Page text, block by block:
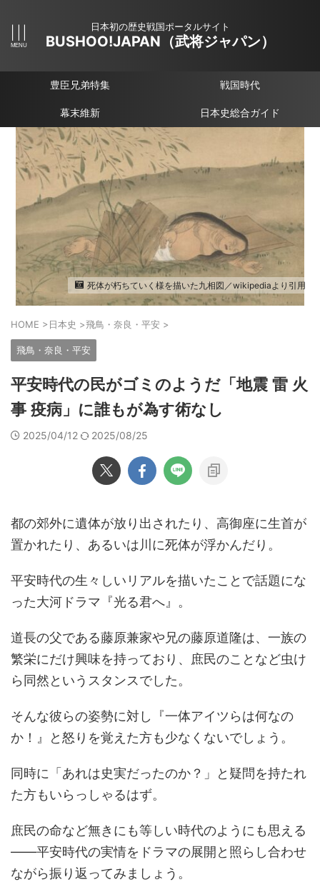
日本初の歴史戦国ポータルサイト
BUSHOO!JAPAN（武将ジャパン）
豊臣兄弟特集 戦国時代
幕末維新 日本史総合ガイド
死体が朽ちていく様を描いた九相図／wikipediaより引用
HOME >日本史 >飛鳥・奈良・平安 >
飛鳥・奈良・平安
平安時代の民がゴミのようだ「地震 雷 火
事 疫病」に誰もが為す術なし
2025/04/12 2025/08/25
都の郊外に遺体が放り出されたり、高御座に生首が
置かれたり、あるいは川に死体が浮かんだり。
平安時代の生々しいリアルを描いたことで話題にな
った大河ドラマ『光る君へ』。
道長の父である藤原兼家や兄の藤原道隆は、一族の
繁栄にだけ興味を持っており、庶民のことなど虫け
ら同然というスタンスでした。
そんな彼らの姿勢に対し『一体アイツらは何なの
か！』と怒りを覚えた方も少なくないでしょう。
同時に「あれは史実だったのか？」と疑問を持たれ
た方もいらっしゃるはず。
庶民の命など無きにも等しい時代のようにも思える
――平安時代の実情をドラマの展開と照らし合わせ
ながら振り返ってみましょう。